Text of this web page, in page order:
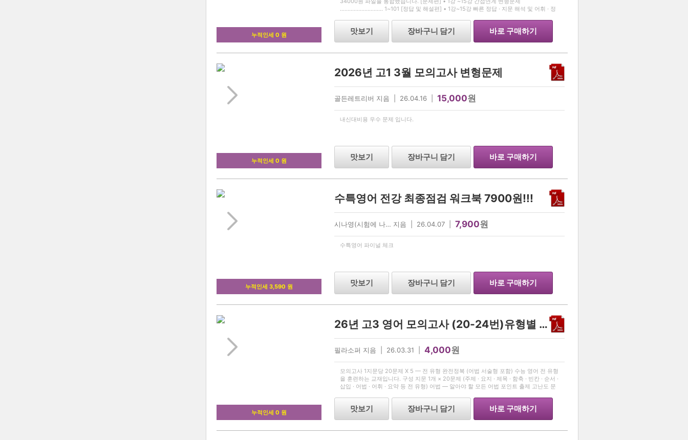
누적인세 0 원
............................ 1~101 [정답 및 해설편] • 1강~15강 빠른 정답 · 지문 해석 및 어휘 · 정
맛보기 장바구니 담기 바로 구매하기
누적인세 0 원
2026년 고1 3월 모의고사 변형문제
골든레트리버 지음 | 26.04.16 | 15,000원
내신대비용 우수 문제 입니다.
맛보기 장바구니 담기 바로 구매하기
누적인세 3,590 원
수특영어 전강 최종점검 워크북 7900원!!!
시나영(시험에 나… 지음 | 26.04.07 | 7,900원
수특영어 파이널 체크
맛보기 장바구니 담기 바로 구매하기
누적인세 0 원
26년 고3 영어 모의고사 (20-24번)유형별 변형문제 100문항
필라소퍼 지음 | 26.03.31 | 4,000원
모의고사 1지문당 20문제 X 5 — 전 유형 완전정복 (어법 서술형 포함) 수능 영어 전 유형
을 훈련하는 교재입니다. 구성 지문 1개 × 20문제 (주제 · 요지 · 제목 · 함축 · 빈칸 · 순서 ·
삽입 · 어법 · 어휘 · 요약 등 전 유형) 어법 — 알아야 할 모든 어법 포인트 출제 고난도 문
맛보기 장바구니 담기 바로 구매하기